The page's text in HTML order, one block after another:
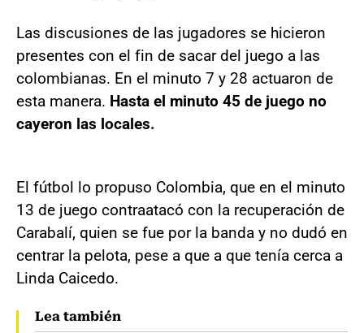
Las discusiones de las jugadores se hicieron
presentes con el fin de sacar del juego a las
colombianas. En el minuto 7 y 28 actuaron de
esta manera. Hasta el minuto 45 de juego no
cayeron las locales.
El fútbol lo propuso Colombia, que en el minuto
13 de juego contraatacó con la recuperación de
Carabalí, quien se fue por la banda y no dudó en
centrar la pelota, pese a que a que tenía cerca a
Linda Caicedo.
Lea también